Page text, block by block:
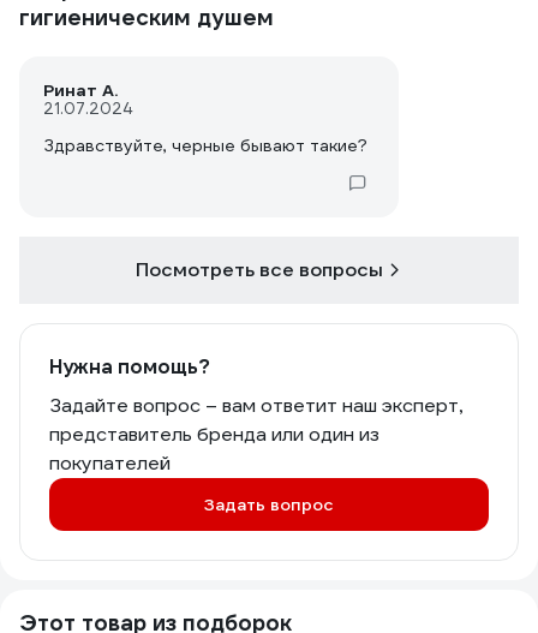
гигиеническим душем
Ринат А.
21.07.2024
Здравствуйте, черные бывают такие?
Посмотреть все вопросы
Нужна помощь?
Задайте вопрос – вам ответит наш эксперт,
представитель бренда или один из
покупателей
Задать вопрос
Этот товар из подборок